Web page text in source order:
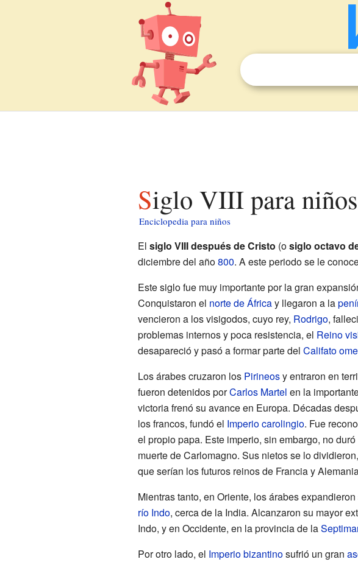
Siglo VIII para niños
Enciclopedia para niños
El siglo VIII después de Cristo (osiglo octavo
diciembre del año800. A este periodo se le
Este siglo fue muy importante por la gran
Conquistaron el norte de Áfricay llegaron a la
vencieron a los visigodos, cuyo rey, Rodrigo,
problemas internos y poca resistencia, el Reino
desapareció y pasó a formar parte del Califato
Los árabes cruzaron los Pirineosy entraron en
fueron detenidos porCarlos Martel en la
victoria frenó su avance en Europa. Décadas
los francos, fundó el Imperio carolingio. Fue
el propio papa. Este imperio, sin embargo, no
muerte de Carlomagno. Sus nietos se lo
que serían los futuros reinos de Francia y
Mientras tanto, en Oriente, los árabes
río Indo, cerca de la India. Alcanzaron su mayor
Indo, y en Occidente, en la provincia de la
Por otro lado, el Imperio bizantinosufrió un gran